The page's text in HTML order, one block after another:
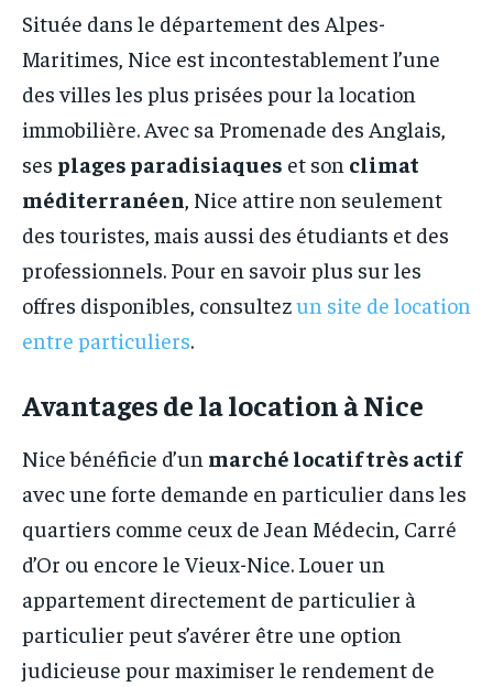
Située dans le département des Alpes-
Maritimes, Nice est incontestablement l’une
des villes les plus prisées pour la location
immobilière. Avec sa Promenade des Anglais,
ses plages paradisiaques et son climat
méditerranéen , Nice attire non seulement
des touristes, mais aussi des étudiants et des
professionnels. Pour en savoir plus sur les
offres disponibles, consultezun site de location
entre particuliers.
Avantages de la location à Nice
Nice bénéficie d’un marché locatif très actif
avec une forte demande en particulier dans les
quartiers comme ceux de Jean Médecin, Carré
d’Or ou encore le Vieux-Nice. Louer un
appartement directement de particulier à
particulier peut s’avérer être une option
judicieuse pour maximiser le rendement de